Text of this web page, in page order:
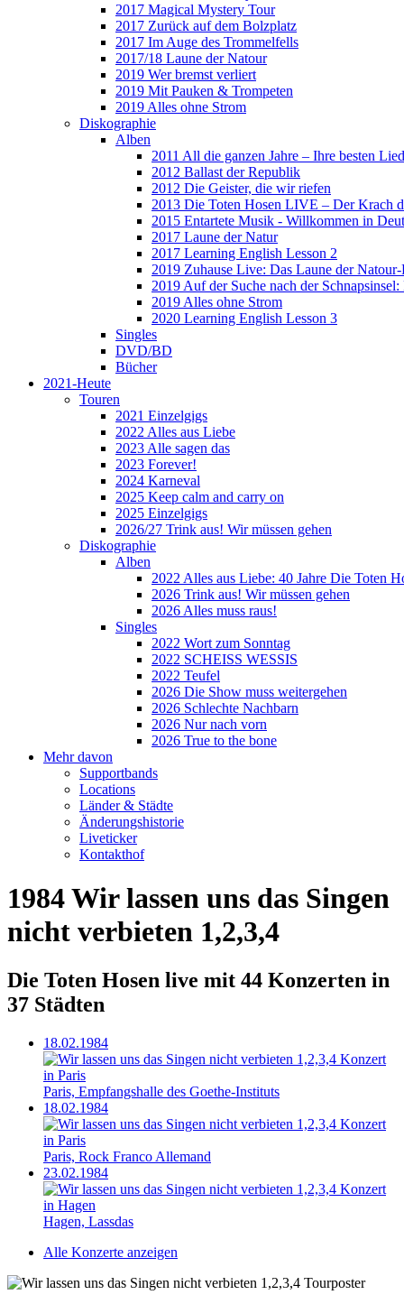
2017 Magical Mystery Tour
2017 Zurück auf dem Bolzplatz
2017 Im Auge des Trommelfells
2017/18 Laune der Natour
2019 Wer bremst verliert
2019 Mit Pauken & Trompeten
2019 Alles ohne Strom
Diskographie
Alben
2011 All die ganzen Jahre – Ihre besten
2012 Ballast der Republik
2012 Die Geister, die wir riefen
2013 Die Toten Hosen LIVE – Der Krach
2015 Entartete Musik - Willkommen in
2017 Laune der Natur
2017 Learning English Lesson 2
2019 Zuhause Live: Das Laune der
2019 Auf der Suche nach der
2019 Alles ohne Strom
2020 Learning English Lesson 3
Singles
DVD/BD
Bücher
2021-Heute
Touren
2021 Einzelgigs
2022 Alles aus Liebe
2023 Alle sagen das
2023 Forever!
2024 Karneval
2025 Keep calm and carry on
2025 Einzelgigs
2026/27 Trink aus! Wir müssen gehen
Diskographie
Alben
2022 Alles aus Liebe: 40 Jahre Die Toten
2026 Trink aus! Wir müssen gehen
2026 Alles muss raus!
Singles
2022 Wort zum Sonntag
2022 SCHEISS WESSIS
2022 Teufel
2026 Die Show muss weitergehen
2026 Schlechte Nachbarn
2026 Nur nach vorn
2026 True to the bone
Mehr davon
Supportbands
Locations
Länder & Städte
Änderungshistorie
Liveticker
Kontakthof
1984Wir lassen uns das Singen
nicht verbieten 1,2,3,4
Die Toten Hosen live mit 44 Konzerten in
37 Städten
18.02.1984
Paris, Empfangshalle des Goethe-Instituts
18.02.1984
Paris, Rock Franco Allemand
23.02.1984
Hagen, Lassdas
Alle Konzerte anzeigen